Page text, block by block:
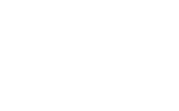
미래에셋자산운용_210310.pdf